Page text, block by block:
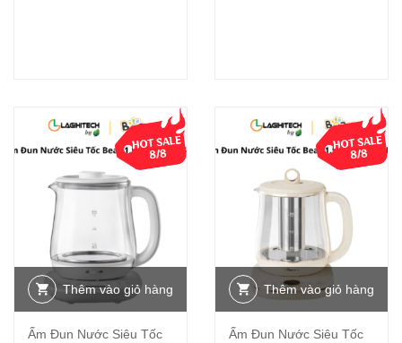
Thêm vào giỏ hàng
Ấm Đun Nước Siêu Tốc
Thêm vào giỏ hàng
Ấm Đun Nước Siêu Tốc